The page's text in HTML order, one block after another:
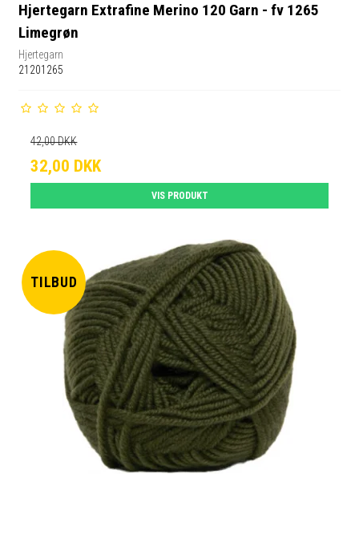
Hjertegarn Extrafine Merino 120 Garn - fv 1265
Limegrøn
Hjertegarn
21201265
42,00 DKK
32,00 DKK
VIS PRODUKT
TILBUD